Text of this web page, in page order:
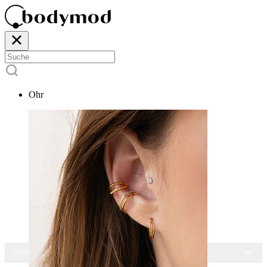
Ohr
-15% AUF ALLEN SCHMUCK